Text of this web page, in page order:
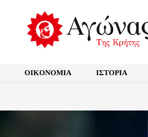
OIKONOMIA ΙΣΤΟΡΙΑ